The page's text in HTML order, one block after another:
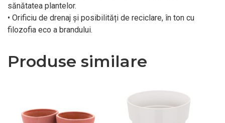
sănătatea plantelor.
• Orificiu de drenaj și posibilități de reciclare, în ton cu
filozofia eco a brandului.
Produse similare